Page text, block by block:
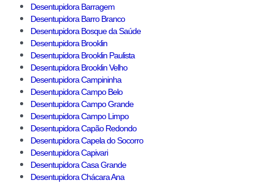
Desentupidora Barragem
Desentupidora Barro Branco
Desentupidora Bosque da Saúde
Desentupidora Brooklin
Desentupidora Brooklin Paulista
Desentupidora Brooklin Velho
Desentupidora Campininha
Desentupidora Campo Belo
Desentupidora Campo Grande
Desentupidora Campo Limpo
Desentupidora Capão Redondo
Desentupidora Capela do Socorro
Desentupidora Capivari
Desentupidora Casa Grande
Desentupidora Chácara Ana